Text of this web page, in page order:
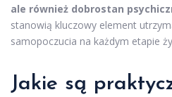
ale również dobrostan
stanowią kluczowy element
samopoczucia na każdym etapie
Jakie są